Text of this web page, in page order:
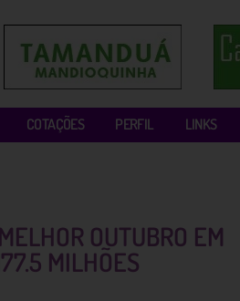
COTAÇÕES PERFIL LINKS
OUTUBRO EM
MILHÕES